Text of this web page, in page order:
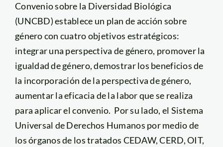
Convenio sobre la Diversidad Biológica
(UNCBD) establece un plan de acción sobre
género con cuatro objetivos estratégicos:
integrar una perspectiva de género, promover la
igualdad de género, demostrar los beneficios de
la incorporación de la perspectiva de género,
aumentar la eficacia de la labor que se realiza
para aplicar el convenio. Por su lado, el Sistema
Universal de Derechos Humanos por medio de
los órganos de los tratados CEDAW, CERD, OIT,